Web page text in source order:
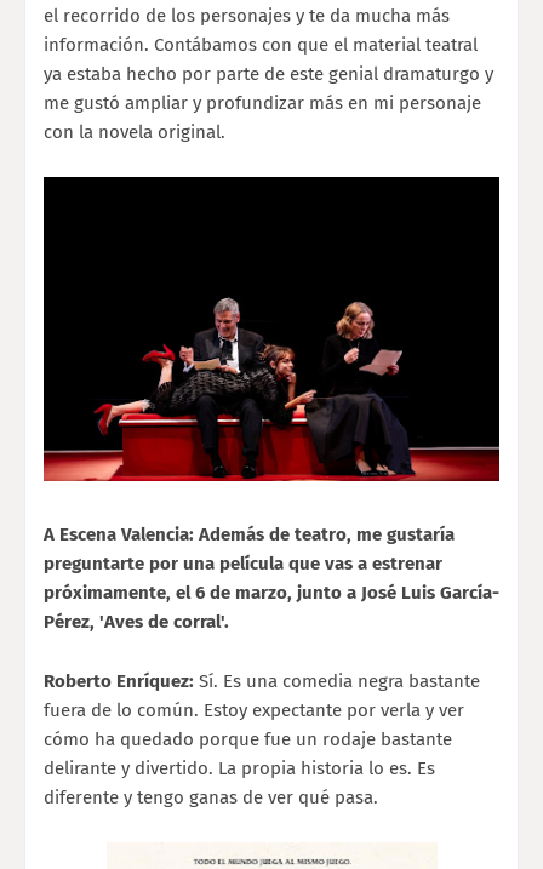
el recorrido de los personajes y te da mucha más
información. Contábamos con que el material teatral
ya estaba hecho por parte de este genial dramaturgo y
me gustó ampliar y profundizar más en mi personaje
con la novela original.
A Escena Valencia: Además de teatro, me gustaría
preguntarte por una película que vas a estrenar
próximamente, el 6 de marzo, junto a José Luis García-
Pérez, 'Aves de corral'.
Roberto Enríquez: Sí. Es una comedia negra bastante
fuera de lo común. Estoy expectante por verla y ver
cómo ha quedado porque fue un rodaje bastante
delirante y divertido. La propia historia lo es. Es
diferente y tengo ganas de ver qué pasa.